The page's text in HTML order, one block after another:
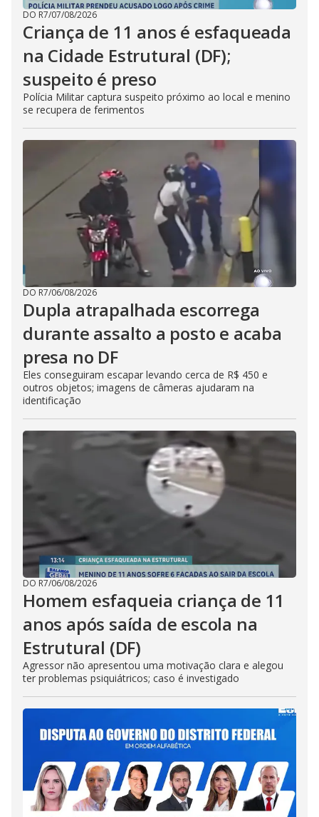
DO R7/07/08/2026
Criança de 11 anos é esfaqueada
na Cidade Estrutural (DF);
suspeito é preso
Polícia Militar captura suspeito próximo ao local e menino
se recupera de ferimentos
DO R7/06/08/2026
Dupla atrapalhada escorrega
durante assalto a posto e acaba
presa no DF
Eles conseguiram escapar levando cerca de R$ 450 e
outros objetos; imagens de câmeras ajudaram na
identificação
DO R7/06/08/2026
Homem esfaqueia criança de 11
anos após saída de escola na
Estrutural (DF)
Agressor não apresentou uma motivação clara e alegou
ter problemas psiquiátricos; caso é investigado